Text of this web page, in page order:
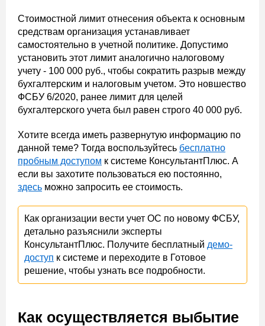
Стоимостной лимит отнесения объекта к основным
средствам организация устанавливает
самостоятельно в учетной политике. Допустимо
установить этот лимит аналогично налоговому
учету - 100 000 руб., чтобы сократить разрыв между
бухгалтерским и налоговым учетом. Это новшество
ФСБУ 6/2020, ранее лимит для целей
бухгалтерского учета был равен строго 40 000 руб.
Хотите всегда иметь развернутую информацию по
данной теме? Тогда воспользуйтесь бесплатно
пробным доступом к системе КонсультантПлюс. А
если вы захотите пользоваться ею постоянно,
здесь можно запросить ее стоимость.
Как организации вести учет ОС по новому ФСБУ,
детально разъяснили эксперты
КонсультантПлюс. Получите бесплатный демо-
доступ к системе и переходите в Готовое
решение, чтобы узнать все подробности.
Как осуществляется выбытие